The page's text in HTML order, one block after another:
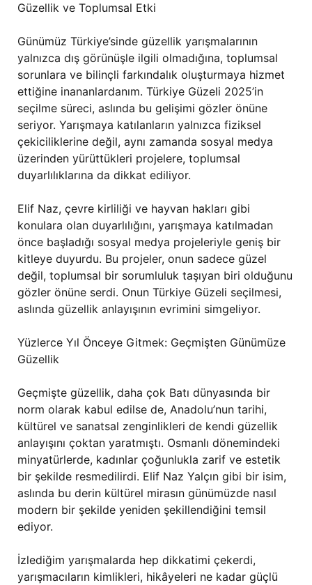
Güzellik ve Toplumsal Etki
Günümüz Türkiye’sinde güzellik yarışmalarının
yalnızca dış görünüşle ilgili olmadığına, toplumsal
sorunlara ve bilinçli farkındalık oluşturmaya hizmet
ettiğine inananlardanım. Türkiye Güzeli 2025’in
seçilme süreci, aslında bu gelişimi gözler önüne
seriyor. Yarışmaya katılanların yalnızca fiziksel
çekiciliklerine değil, aynı zamanda sosyal medya
üzerinden yürüttükleri projelere, toplumsal
duyarlılıklarına da dikkat ediliyor.
Elif Naz, çevre kirliliği ve hayvan hakları gibi
konulara olan duyarlılığını, yarışmaya katılmadan
önce başladığı sosyal medya projeleriyle geniş bir
kitleye duyurdu. Bu projeler, onun sadece güzel
değil, toplumsal bir sorumluluk taşıyan biri olduğunu
gözler önüne serdi. Onun Türkiye Güzeli seçilmesi,
aslında güzellik anlayışının evrimini simgeliyor.
Yüzlerce Yıl Önceye Gitmek: Geçmişten Günümüze
Güzellik
Geçmişte güzellik, daha çok Batı dünyasında bir
norm olarak kabul edilse de, Anadolu’nun tarihi,
kültürel ve sanatsal zenginlikleri de kendi güzellik
anlayışını çoktan yaratmıştı. Osmanlı dönemindeki
minyatürlerde, kadınlar çoğunlukla zarif ve estetik
bir şekilde resmedilirdi. Elif Naz Yalçın gibi bir isim,
aslında bu derin kültürel mirasın günümüzde nasıl
modern bir şekilde yeniden şekillendiğini temsil
ediyor.
İzlediğim yarışmalarda hep dikkatimi çekerdi,
yarışmacıların kimlikleri, hikâyeleri ne kadar güçlü